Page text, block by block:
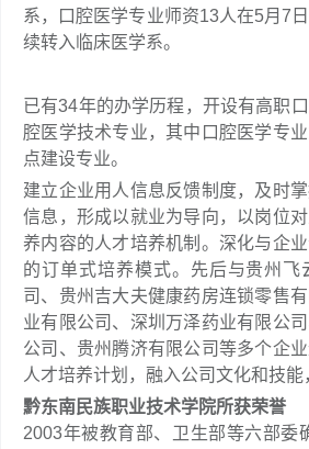
系，口腔医学专业师资13人在5月7
续转入临床医学系。
已有34年的办学历程，开设有高职
腔医学技术专业，其中口腔医学专
点建设专业。
建立企业用人信息反馈制度，及时
信息，形成以就业为导向，以岗位
养内容的人才培养机制。深化与企
的订单式培养模式。先后与贵州飞
司、贵州吉大夫健康药房连锁零售
业有限公司、深圳万泽药业有限公
公司、贵州腾济有限公司等多个企
人才培养计划，融入公司文化和技能
黔东南民族职业技术学院所获荣誉
2003年被教育部、卫生部等六部委